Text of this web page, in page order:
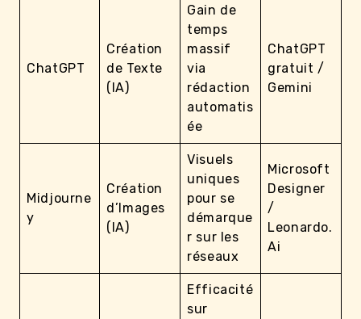
ChatGPT
Création
de Texte
(IA)
Gain de
temps
massif
via
rédaction
automatis
ée
ChatGPT
gratuit /
Gemini
Midjourne
y
Création
d’Images
(IA)
Visuels
uniques
pour se
démarque
r sur les
réseaux
Microsoft
Designer
/
Leonardo.
Ai
Efficacité
sur